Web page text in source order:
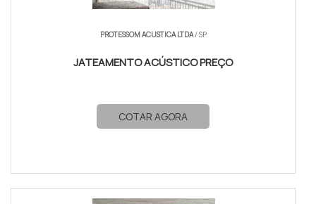
PROTESSOM ACUSTICA LTDA/ SP
JATEAMENTO ACÚSTICO PREÇO
COTAR AGORA